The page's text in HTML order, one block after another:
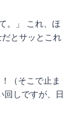
。」 これ、ほ
とサッとこれ
（そこで止ま
回しですが、日